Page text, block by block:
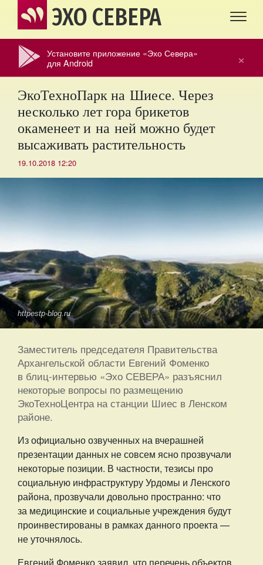
ЭХО СЕВЕРА
×
Установите приложение «Эхо Севера»
для Android
ЭкоТехноПарк на Шиесе. Через
несколько лет гора брикетов
окаменеет и на ней можно будет
высаживать растительность
19.10.2018 12:20
httpestp-blog.ru
Заместитель председателя Правительства
Архангельской области Евгений Фоменко
в блиц-интервью «Эхо СЕВЕРА» разъяснил
некоторые вопросы по размещению
ЭкоТехноЦентра на станции Шиес в Ленском
районе.
Из официально озвученных на вчерашней
презентации данных не совсем ясно прозвучали
некоторые позиции. В частности, тезисы про
социальную инфраструктуру Урдомы и Ленского
района, прозвучали довольно пространно: что
за медицинские и социальные учреждения будут
проинвестированы в рамках данного проекта —
не уточнялось.